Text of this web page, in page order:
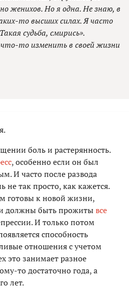
женихов. Но я одна. Не знаю, в
то высших силах. Я часто
судьба, смирись».
то изменить в своей жизни
боль и растерянность.
, особенно если он был
И часто после развода
так просто, как кажется.
готовы к новой жизни,
должны быть прожитывсе
И только потом
способность
отношения с учетом
это занимает разное
то достаточно года, а
лет.